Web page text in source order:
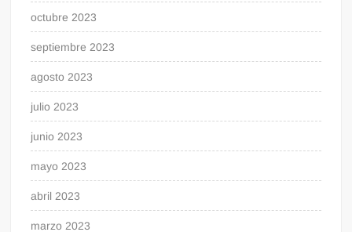
octubre 2023
septiembre 2023
agosto 2023
julio 2023
junio 2023
mayo 2023
abril 2023
marzo 2023